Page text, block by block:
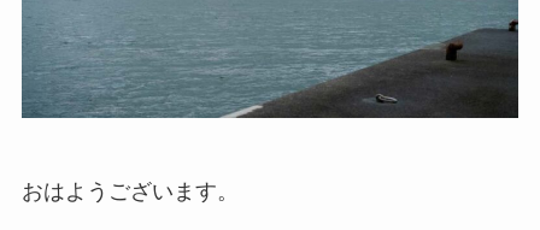
おはようございます。